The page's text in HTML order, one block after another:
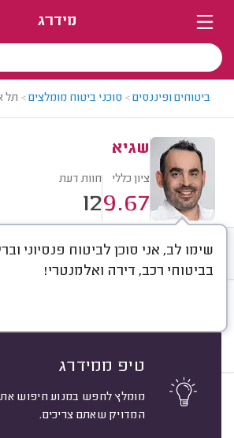
מידרג
ביטוחים ופיננסים> סוכני ביטוח מומלצים> תל
שגיא
ציון כללי
9.67
חוות דעת
12
שימו לב, אני סוכן לביטוח פנסיוני
בביטוחי רכב, דירה ואלמנטרי!
טיפ ממידרג
מומלץ לחפש במנוע חיפוש
המדויק שאתם צריכים.
חוות דעת ממוצע
אביעד ויזנפלד, רמת גן.
אשרור: 30/07/2024